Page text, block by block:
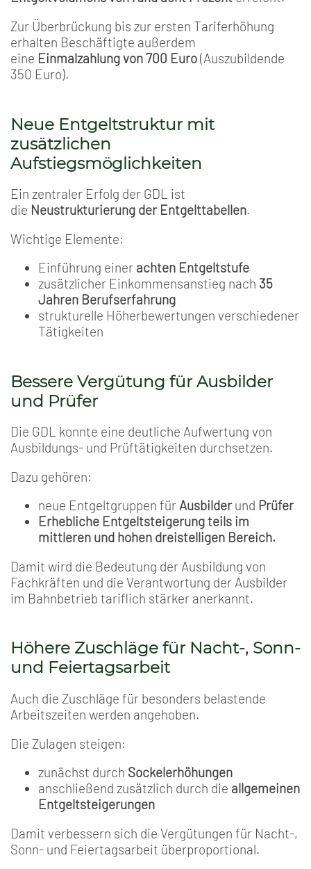
Zur Überbrückung bis zur ersten Tariferhöhung
erhalten Beschäftigte außerdem
eine Einmalzahlung von 700 Euro(Auszubildende
350 Euro).
Neue Entgeltstruktur mit
zusätzlichen
Aufstiegsmöglichkeiten
Ein zentraler Erfolg der GDL ist
die Neustrukturierung der Entgelttabellen.
Wichtige Elemente:
Einführung einer achten Entgeltstufe
zusätzlicher Einkommensanstieg nach 35
Jahren Berufserfahrung
strukturelle Höherbewertungen verschiedener
Tätigkeiten
Bessere Vergütung für Ausbilder
und Prüfer
Die GDL konnte eine deutliche Aufwertung von
Ausbildungs- und Prüftätigkeiten durchsetzen.
Dazu gehören:
neue Entgeltgruppen für Ausbilder und Prüfer
Erhebliche Entgeltsteigerung teils im
mittleren und hohen dreistelligen Bereich.
Damit wird die Bedeutung der Ausbildung von
Fachkräften und die Verantwortung der Ausbilder
im Bahnbetrieb tariflich stärker anerkannt.
Höhere Zuschläge für Nacht-, Sonn-
und Feiertagsarbeit
Auch die Zuschläge für besonders belastende
Arbeitszeiten werden angehoben.
Die Zulagen steigen:
zunächst durch Sockelerhöhungen
anschließend zusätzlich durch die allgemeinen
Entgeltsteigerungen
Damit verbessern sich die Vergütungen für Nacht-,
Sonn- und Feiertagsarbeit überproportional.